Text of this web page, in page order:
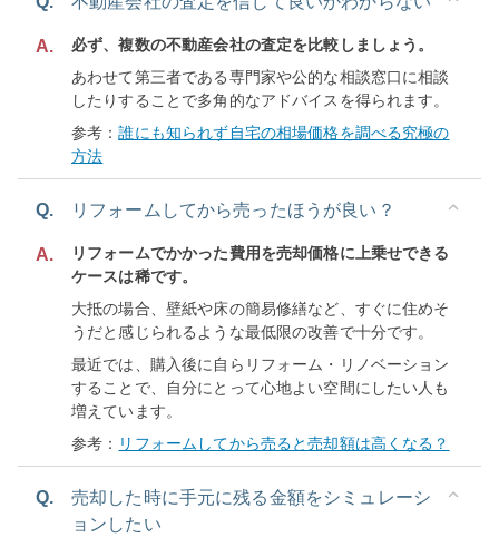
A.
必ず、複数の不動産会社の査定を比較しましょう。
あわせて第三者である専門家や公的な相談窓口に相談
したりすることで多角的なアドバイスを得られます。
参考：誰にも知られず自宅の相場価格を調べる究極の
方法
Q. リフォームしてから売ったほうが良い？
A.
リフォームでかかった費用を売却価格に上乗せできる
ケースは稀です。
大抵の場合、壁紙や床の簡易修繕など、すぐに住めそ
うだと感じられるような最低限の改善で十分です。
最近では、購入後に自らリフォーム・リノベーション
することで、自分にとって心地よい空間にしたい人も
増えています。
参考： リフォームしてから売ると売却額は高くなる？
Q.
売却した時に手元に残る金額をシミュレーシ
ョンしたい